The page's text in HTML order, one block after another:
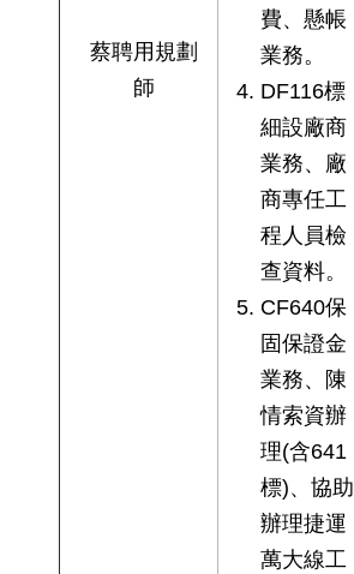
蔡聘用規劃
師
費、懸帳
業務。
DF116標
細設廠商
業務、廠
商專任工
程人員檢
查資料。
CF640保
固保證金
業務、陳
情索資辦
理(含641
標)、協助
辦理捷運
萬大線工